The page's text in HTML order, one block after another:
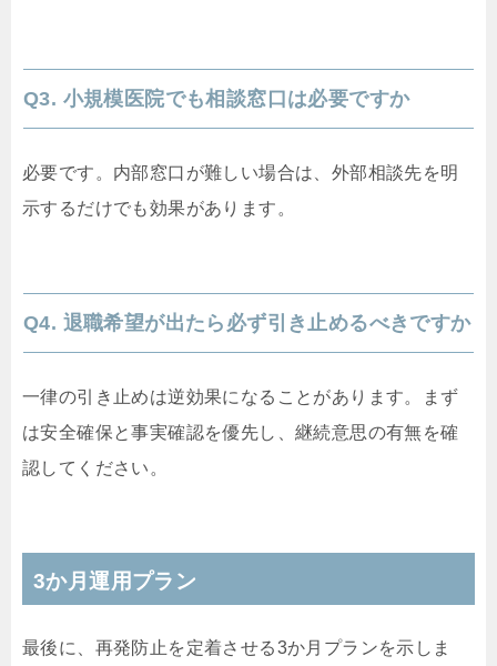
Q3. 小規模医院でも相談窓口は必要ですか
必要です。内部窓口が難しい場合は、外部相談先を明
示するだけでも効果があります。
Q4. 退職希望が出たら必ず引き止めるべきですか
一律の引き止めは逆効果になることがあります。まず
は安全確保と事実確認を優先し、継続意思の有無を確
認してください。
3か月運用プラン
最後に、再発防止を定着させる3か月プランを示しま